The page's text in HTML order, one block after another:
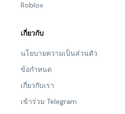
Roblox
เกี่ยวกับ
นโยบายความเป็นส่วนตัว
ข้อกำหนด
เกี่ยวกับเรา
เข้าร่วม Telegram